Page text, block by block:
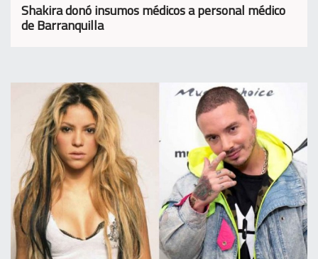
Shakira donó insumos médicos a personal médico
de Barranquilla